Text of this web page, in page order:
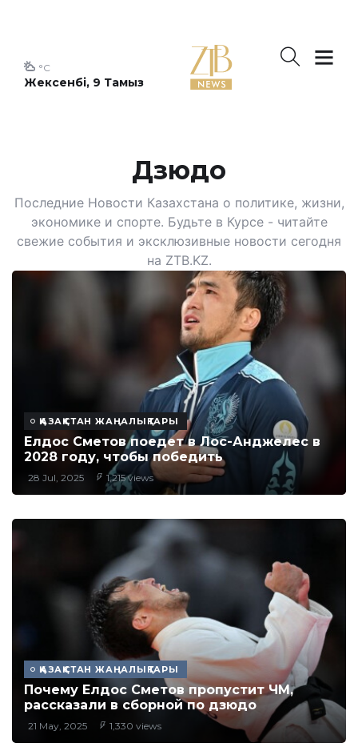
Жексенбі, 9 Тамыз
°C
Дзюдо
Последние Новости Казахстана о политике, жизни,
экономике и спорте. Будьте в Курсе - читайте
свежие события и эксклюзивные новости сегодня
на ZTB.KZ.
ҚАЗАҚСТАН ЖАҢАЛЫҚТАРЫ
Елдос Сметов поедет в Лос-Анджелес в
2028 году, чтобы победить
28 Jul, 2025 1,215 views
ҚАЗАҚСТАН ЖАҢАЛЫҚТАРЫ
Почему Елдос Сметов пропустит ЧМ,
рассказали в сборной по дзюдо
21 May, 2025 1,330 views